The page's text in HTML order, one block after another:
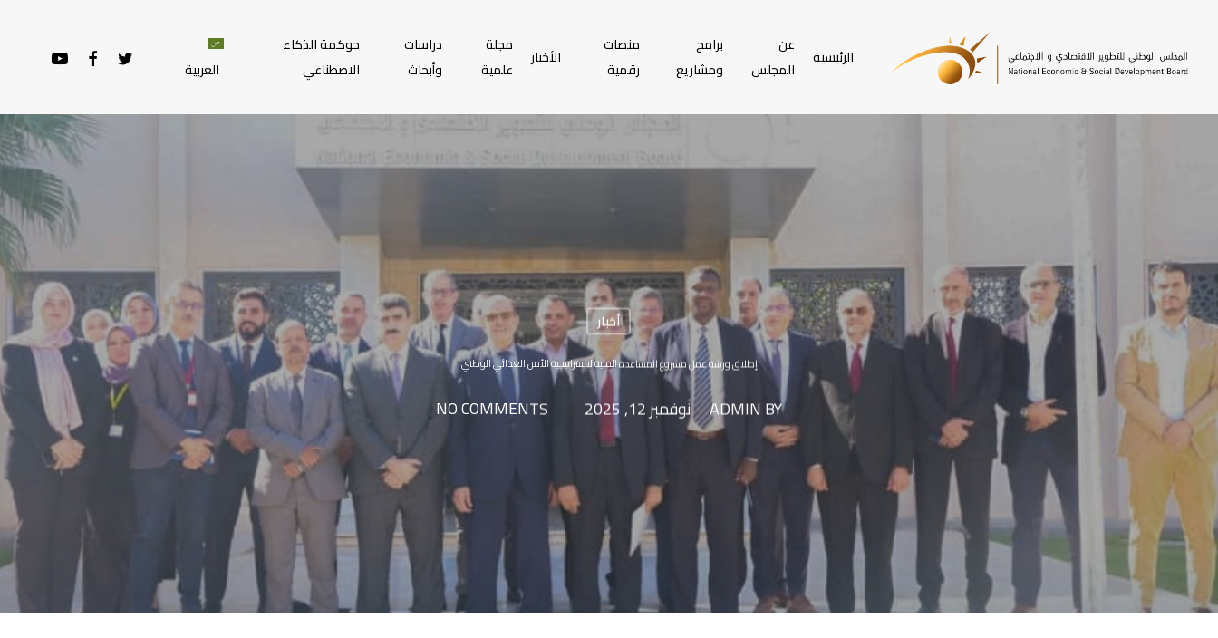
MAIN
الرئيسية
عن
المجلس
برامج
ومشاريع
منصات
رقمية
الأخبار
مجلة
علمية
دراسات
وأبحاث
حوكمة الذكاء
الاصطناعي
العربية
TWITTER
FACEBOOK
YOUTUBE
أخبار
إطلاق ورشة عمل مشروع المساعدة الفنية لاستراتيجية الأمن الغذائي الوطني
BY
ADMIN نوفمبر 12, 2025 NO COMMENTS